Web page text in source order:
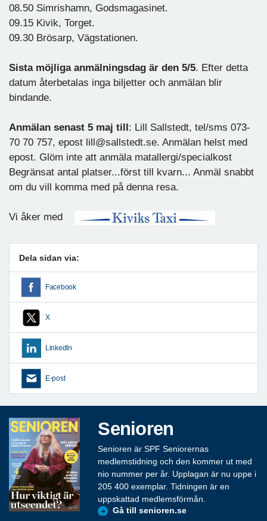
08.50 Simrishamn, Godsmagasinet.
09.15 Kivik, Torget.
09.30 Brösarp, Vägstationen.
Sista möjliga anmälningsdag är den 5/5. Efter detta
datum återbetalas inga biljetter och anmälan blir
bindande.
Anmälan senast 5 maj till : Lill Sallstedt, tel/sms 073-
70 70 757, epost lill@sallstedt.se. Anmälan helst med
epost. Glöm inte att anmäla matallergi/specialkost
Begränsat antal platser...först till kvarn... Anmäl snabbt
om du vill komma med på denna resa.
Vi åker med
Dela sidan via:
Facebook
X
LinkedIn
E-post
Senioren
Senioren är SPF Seniorernas
medlemstidning och den kommer ut med
nio nummer per år. Upplagan är nu uppe i
205 400 exemplar. Tidningen är en
uppskattad medlemsförmån.
Gå till senioren.se